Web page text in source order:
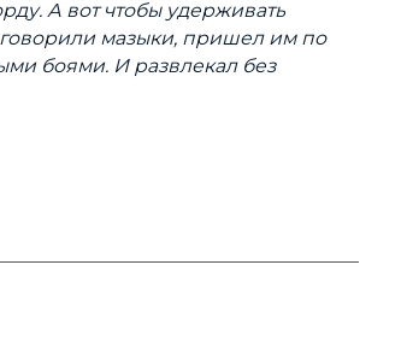
А вот чтобы удерживать
говорили мазыки, пришел им по
боями. И развлекал без